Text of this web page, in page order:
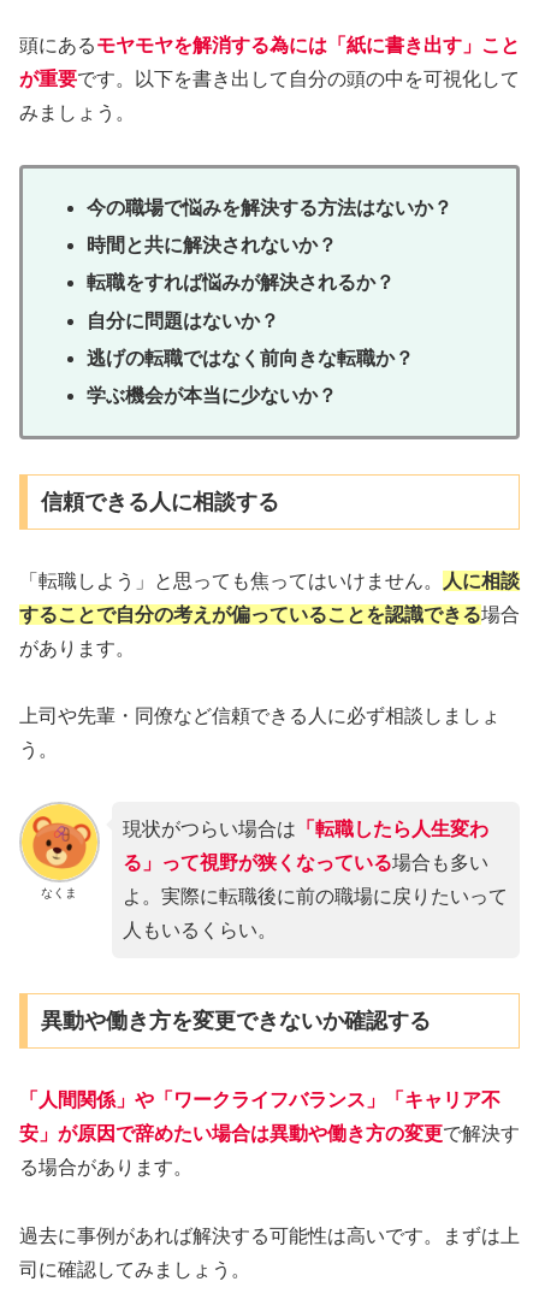
頭にあるモヤモヤを解消する為には「紙に書き出す」こと
が重要です。以下を書き出して自分の頭の中を可視化して
みましょう。
今の職場で悩みを解決する方法はないか？
時間と共に解決されないか？
転職をすれば悩みが解決されるか？
自分に問題はないか？
逃げの転職ではなく前向きな転職か？
学ぶ機会が本当に少ないか？
信頼できる人に相談する
「転職しよう」と思っても焦ってはいけません。
人に相談
することで自分の考えが偏っていることを認識できる場合
があります。
上司や先輩・同僚など信頼できる人に必ず相談しましょ
う。
なくま
現状がつらい場合は 「転職したら人生変わ
る」って視野が狭くなっている場合も多い
よ。実際に転職後に前の職場に戻りたいって
人もいるくらい。
異動や働き方を変更できないか確認する
「人間関係」や「ワークライフバランス」「キャリア不
安」が原因で辞めたい場合は異動や働き方の変更で解決す
る場合があります。
過去に事例があれば解決する可能性は高いです。まずは上
司に確認してみましょう。